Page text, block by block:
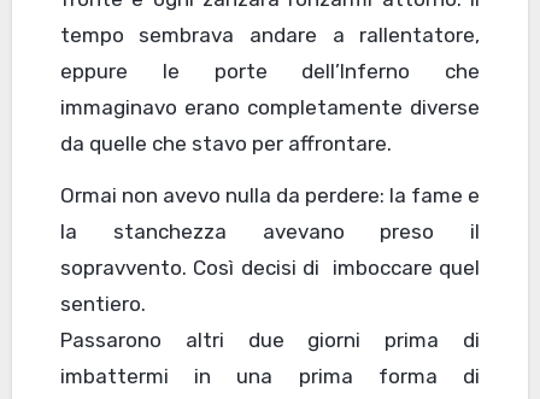
tempo sembrava andare a rallentatore,
eppure le porte dell’Inferno che
immaginavo erano completamente diverse
da quelle che stavo per affrontare.
Ormai non avevo nulla da perdere: la fame e
la stanchezza avevano preso il
sopravvento. Così decisi di imboccare quel
sentiero.
Passarono altri due giorni prima di
imbattermi in una prima forma di